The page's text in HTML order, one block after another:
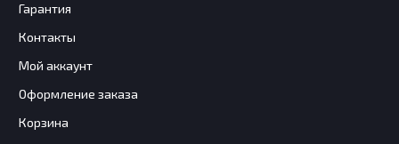
Гарантия
Контакты
Мой аккаунт
Оформление заказа
Корзина